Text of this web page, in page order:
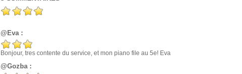
@Eva :
Bonjour, tres contente du service, et mon piano file au 5e! Eva
@Gozba :